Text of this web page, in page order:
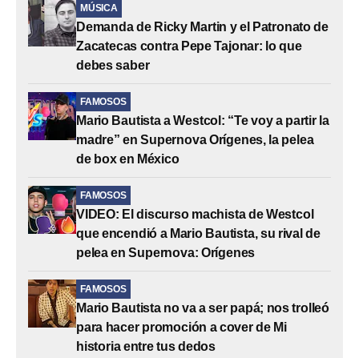
MÚSICA
Demanda de Ricky Martin y el Patronato de
Zacatecas contra Pepe Tajonar: lo que
debes saber
FAMOSOS
Mario Bautista a Westcol: “Te voy a partir la
madre” en Supernova Orígenes, la pelea
de box en México
FAMOSOS
VIDEO: El discurso machista de Westcol
que encendió a Mario Bautista, su rival de
pelea en Supernova: Orígenes
FAMOSOS
Mario Bautista no va a ser papá; nos trolleó
para hacer promoción a cover de Mi
historia entre tus dedos